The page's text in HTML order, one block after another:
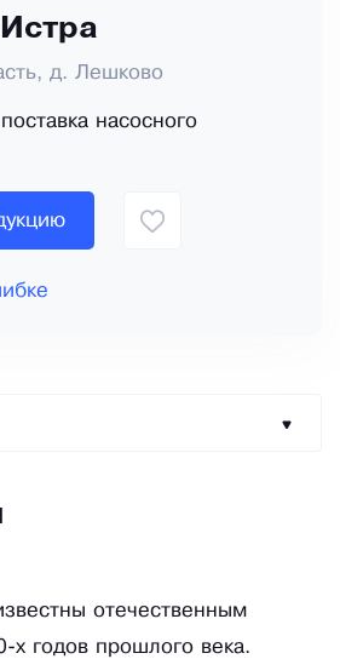
д. Лешково
насосного
отечественным
х годов прошлого века.